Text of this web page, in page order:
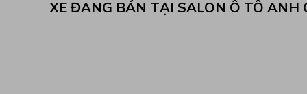
XE ĐANG BÁN TẠI SALON Ô TÔ ANH